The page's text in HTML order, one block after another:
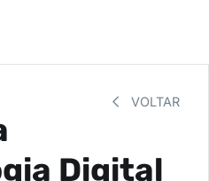
VOLTAR
Digital